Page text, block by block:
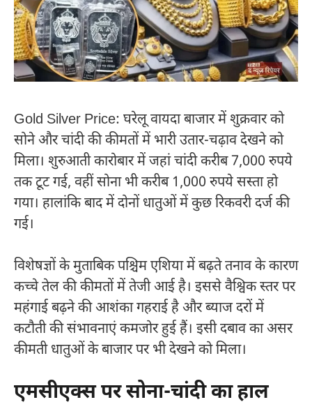
Gold Silver Price: घरेलू वायदा बाजार में शुक्रवार को
सोने और चांदी की कीमतों में भारी उतार-चढ़ाव देखने को
मिला। शुरुआती कारोबार में जहां चांदी करीब 7,000 रुपये
तक टूट गई, वहीं सोना भी करीब 1,000 रुपये सस्ता हो
गया। हालांकि बाद में दोनों धातुओं में कुछ रिकवरी दर्ज की
गई।
विशेषज्ञों के मुताबिक पश्चिम एशिया में बढ़ते तनाव के कारण
कच्चे तेल की कीमतों में तेजी आई है। इससे वैश्विक स्तर पर
महंगाई बढ़ने की आशंका गहराई है और ब्याज दरों में
कटौती की संभावनाएं कमजोर हुई हैं। इसी दबाव का असर
कीमती धातुओं के बाजार पर भी देखने को मिला।
एमसीएक्स पर सोना-चांदी का हाल